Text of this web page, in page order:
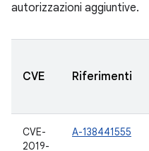
autorizzazioni aggiuntive.
CVE Riferimenti
CVE-
2019-
A-138441555